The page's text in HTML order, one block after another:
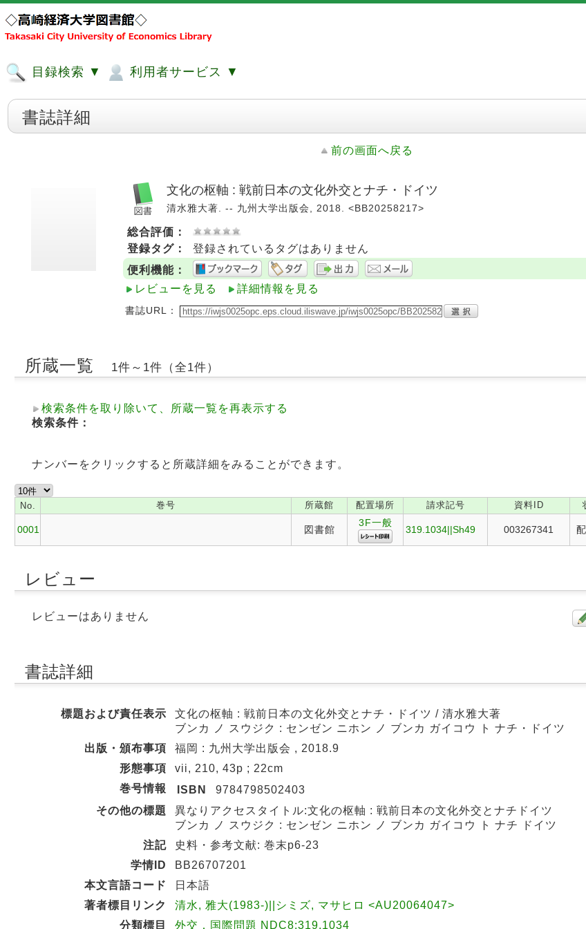
目録検索 ▼ 利用者サービス ▼
書誌詳細
前の画面へ戻る
文化の枢軸 : 戦前日本の文化外交とナチ・ドイツ
清水雅大著. -- 九州大学出版会, 2018. <BB20258217>
総合評価：
登録タグ：
登録されているタグはありません
便利機能：
レビューを見る
詳細情報を見る
書誌URL：
所蔵一覧 1件～1件（全1件）
検索条件を取り除いて、所蔵一覧を再表示する
検索条件：
ナンバーをクリックすると所蔵詳細をみることができます。
No. 巻号 所蔵館 配置場所 請求記号 資料ID
0001 図書館
3F一般
319.1034||Sh49 003267341
レビュー
レビューはありません
書誌詳細
標題および責任表示
文化の枢軸 : 戦前日本の文化外交とナチ・ドイツ / 清水雅大著
ブンカ ノ スウジク : センゼン ニホン ノ ブンカ ガイコウ ト ナチ・ドイツ
出版・頒布事項
福岡 : 九州大学出版会 , 2018.9
形態事項
vii, 210, 43p ; 22cm
巻号情報
ISBN
9784798502403
その他の標題
異なりアクセスタイトル:文化の枢軸 : 戦前日本の文化外交とナチドイツ
ブンカ ノ スウジク : センゼン ニホン ノ ブンカ ガイコウ ト ナチ ドイツ
注記
史料・参考文献: 巻末p6-23
学情ID
BB26707201
本文言語コード
日本語
著者標目リンク
清水, 雅大(1983-)||シミズ, マサヒロ <AU20064047>
分類標目
外交．国際問題 NDC8:319.1034